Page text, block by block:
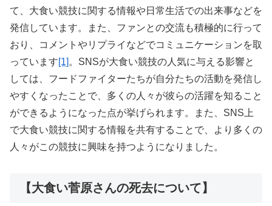
て、大食い競技に関する情報や日常生活での出来事などを
発信しています。また、ファンとの交流も積極的に行って
おり、コメントやリプライなどでコミュニケーションを取
っています[1]。SNSが大食い競技の人気に与える影響と
しては、フードファイターたちが自分たちの活動を発信し
やすくなったことで、多くの人々が彼らの活躍を知ること
ができるようになった点が挙げられます。また、SNS上
で大食い競技に関する情報を共有することで、より多くの
人々がこの競技に興味を持つようになりました。
【大食い菅原さんの死去について】